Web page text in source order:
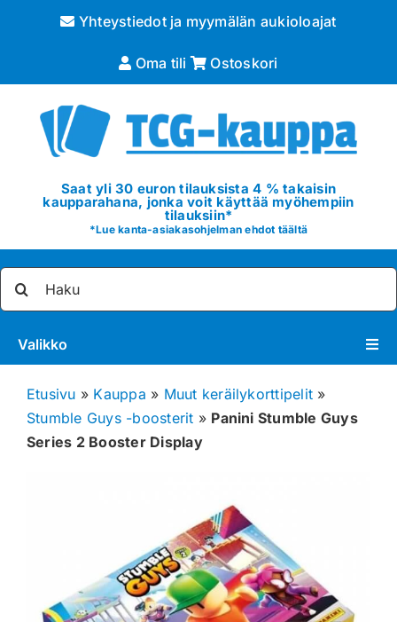
Yhteystiedot ja myymälän aukioloajat
Oma tili Ostoskori
Saat yli 30 euron tilauksista 4 % takaisin
kaupparahana, jonka voit käyttää myöhempiin
tilauksiin*
*Lue kanta-asiakasohjelman ehdot täältä
Valikko
Pokémon
Muut keräilykortit
Greidatut kortit
Etusivu » Kauppa » Muut keräilykorttipelit »
Stumble Guys -boosterit » Panini Stumble Guys
Series 2 Booster Display